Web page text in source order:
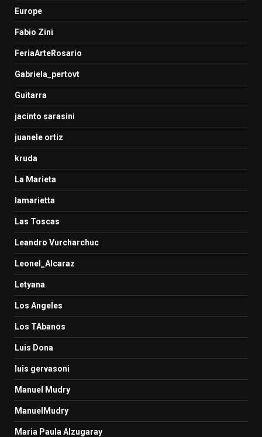
Europe
Fabio Zini
FeriaArteRosario
Gabriela_pertovt
Guitarra
jacinto sarasini
juanele ortiz
kruda
La Marieta
lamarietta
Las Toscas
Leandro Vurcharchuc
Leonel_Alcaraz
Letyana
Los Angeles
Los TAbanos
Luis Dona
luis gervasoni
Manuel Mudry
ManuelMudry
Maria Paula Alzugaray